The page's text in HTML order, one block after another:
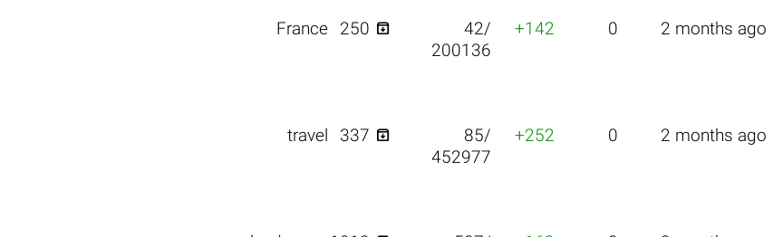
France 250 
42/
200136
+142 0 2 months ago
travel 337 
85/
452977
+252 0 2 months ago